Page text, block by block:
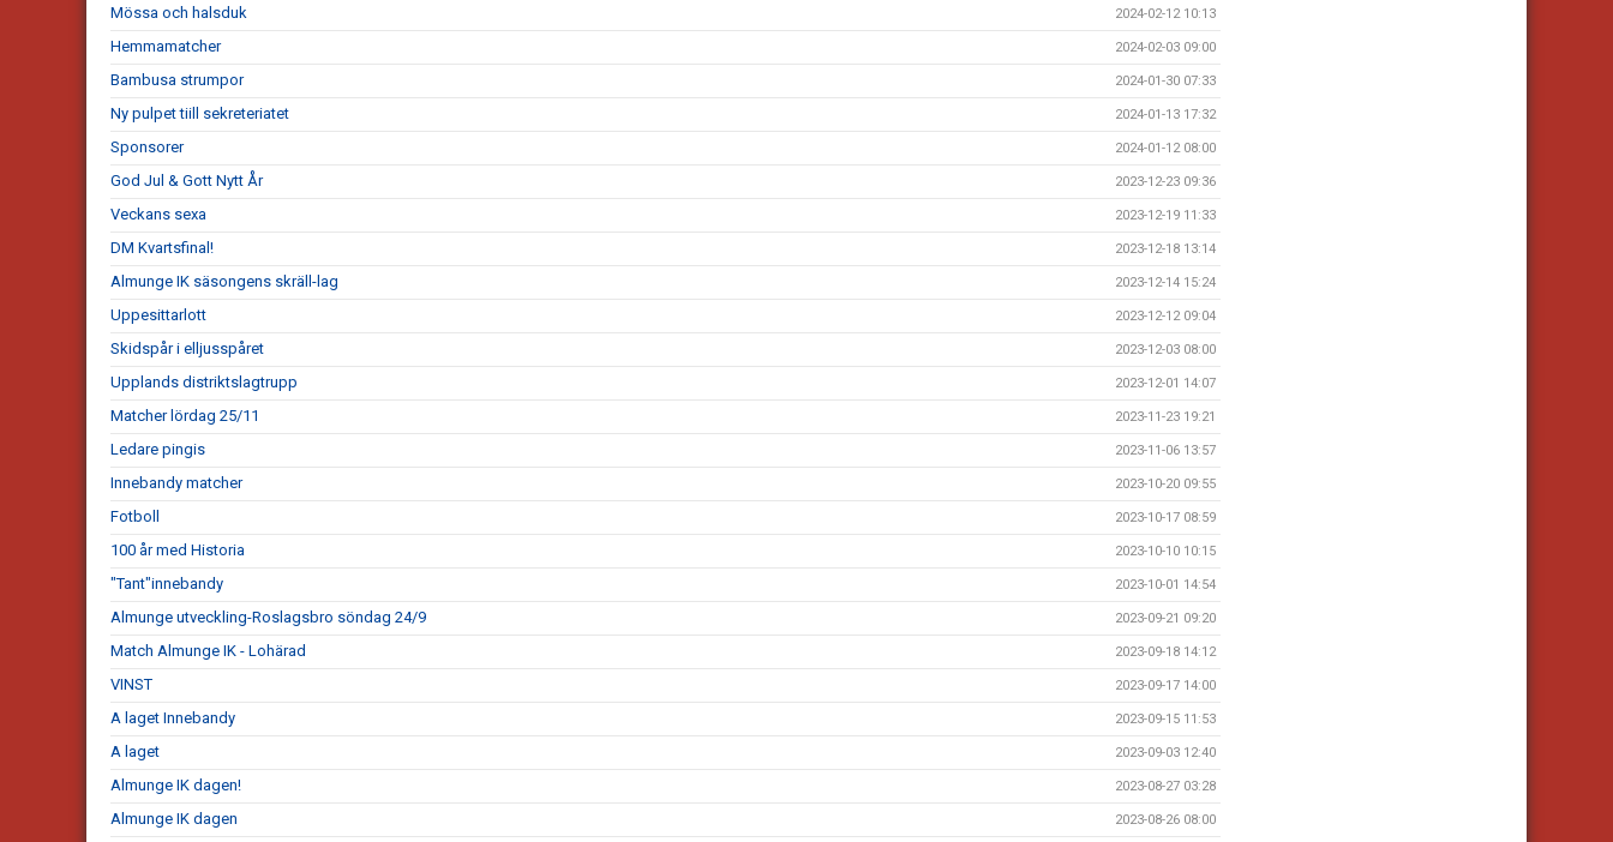
Mössa och halsduk 2024-02-12 10:13
Hemmamatcher 2024-02-03 09:00
Bambusa strumpor 2024-01-30 07:33
Ny pulpet tiill sekreteriatet 2024-01-13 17:32
Sponsorer 2024-01-12 08:00
God Jul & Gott Nytt År 2023-12-23 09:36
Veckans sexa 2023-12-19 11:33
DM Kvartsfinal! 2023-12-18 13:14
Almunge IK säsongens skräll-lag 2023-12-14 15:24
Uppesittarlott 2023-12-12 09:04
Skidspår i elljusspåret 2023-12-03 08:00
Upplands distriktslagtrupp 2023-12-01 14:07
Matcher lördag 25/11 2023-11-23 19:21
Ledare pingis 2023-11-06 13:57
Innebandy matcher 2023-10-20 09:55
Fotboll 2023-10-17 08:59
100 år med Historia 2023-10-10 10:15
"Tant"innebandy 2023-10-01 14:54
Almunge utveckling-Roslagsbro söndag 24/9 2023-09-21 09:20
Match Almunge IK - Lohärad 2023-09-18 14:12
VINST 2023-09-17 14:00
A laget Innebandy 2023-09-15 11:53
A laget 2023-09-03 12:40
Almunge IK dagen! 2023-08-27 03:28
Almunge IK dagen 2023-08-26 08:00